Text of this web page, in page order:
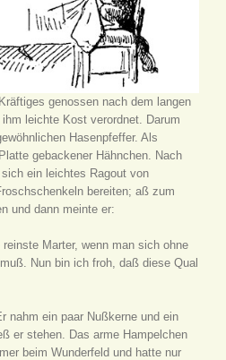
genossen nach dem langen
leichte Kost verordnet. Darum
Hasenpfeffer. Als
gebackener Hähnchen. Nach
ein leichtes Ragout von
bereiten; aß zum
und dann meinte er:
Marter, wenn man sich ohne
Nun bin ich froh, daß diese Qual
nahm ein paar Nußkerne und ein
er stehen. Das arme Hampelchen
beim Wunderfeld und hatte nur